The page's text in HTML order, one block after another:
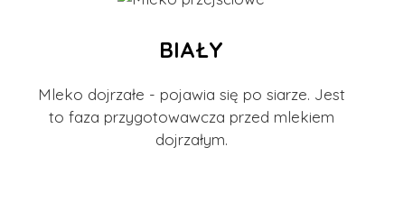
BIAŁY
Mleko dojrzałe - pojawia się po siarze. Jest
to faza przygotowawcza przed mlekiem
dojrzałym.